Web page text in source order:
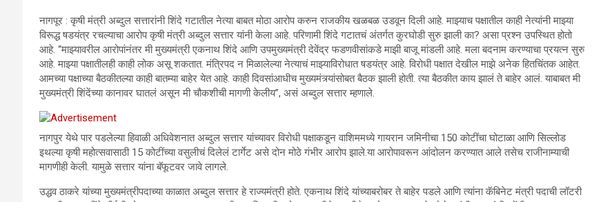
नागपूर : कृषी मंत्री अब्दुल सत्तारांनी शिंदे गटातील नेत्या बाबत मोठा आरोप करुन राजकीय खळबळ उडवून दिली आहे. माझ्याच पक्षातील काही नेत्यांनी माझ्या
विरूद्ध षडयंत्र रचल्याचा आरोप कृषी मंत्री अब्दुल सत्तार यांनी केला आहे. परिणामी शिंदे गटातचं अंतर्गत कुरघोडी सुरु झाली का? असा प्रश्न उपस्थित होतो
आहे. “माझ्यावरील आरोपांनंतर मी मुख्यमंत्री एकनाथ शिंदे आणि उपमुख्यमंत्री देवेंद्र फडणवीसांकडे माझी बाजू मांडली आहे. मला बदनाम करण्याचा प्रयत्न सुरु
आहे. माझ्या पक्षातीलही काही लोक असू शकतात. मंत्रिपद न मिळालेल्या नेत्याचं माझ्याविरोधात षडयंत्र आहे. विरोधी पक्षात देखील माझे अनेक हितचिंतक आहेत.
आमच्या पक्षाच्या बैठकीतल्या काही बातम्या बाहेर येत आहे. काही दिवसांआधीच मुख्यमंत्र्यांसोबत बैठक झाली होती. त्या बैठकीत काय झालं ते बाहेर आलं. याबाबत मी
मुख्यमंत्री शिंदेंच्या कानावर घातलं असून मी चौकशीची मागणी केलीय”, असं अब्दुल सत्तार म्हणाले.
नागपुर येथे पार पडलेल्या हिवाळी अधिवेशनात अब्दुल सत्तार यांच्यावर विरोधी पक्षाकडून वाशिममध्ये गायरान जमिनीचा 150 कोटींचा घोटाळा आणि सिल्लोड
इथल्या कृषी महोत्सवासाठी 15 कोटींच्या वसुलीचं दिलेलं टार्गेट असे दोन मोठे गंभीर आरोप झाले.या आरोपावरून आंदोलन करण्यात आले तसेच राजीनाम्याची
मागणीही केली. यामुळे सत्तार यांना बॅफूटवर जावे लागले.
उद्धव ठाकरे यांच्या मुख्यमंत्रीपदाच्या काळात अब्दुल सत्तार हे राज्यमंत्री होते. एकनाथ शिंदे यांच्याबरोबर ते बाहेर पडले आणि त्यांना कॅबिनेट मंत्री पदाची लॉटरी